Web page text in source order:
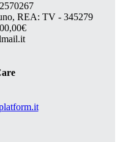
REA: TV - 345279